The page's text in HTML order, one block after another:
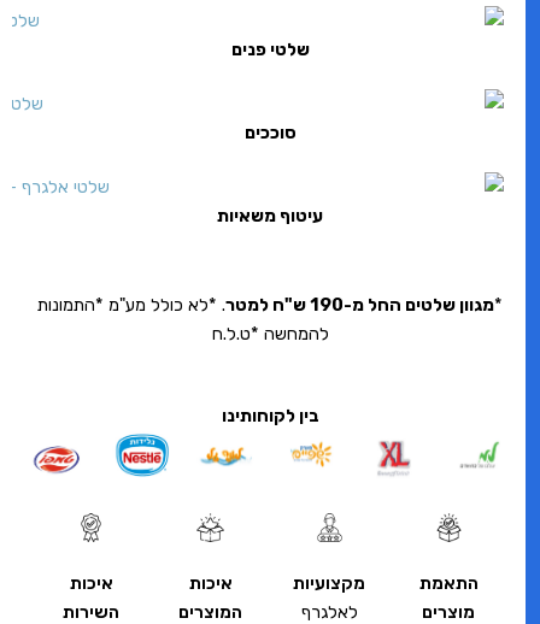
שלטי פנים
סוככים
עיטוף משאיות
מגוון שלטים החל מ-190 ש"ח למטר
. *לא כולל מע"מ *התמונות
להמחשה *ט.ל.ח
בין לקוחותינו
התאמת
מוצרים
מקצועיות
לאלגרף
איכות
המוצרים
איכות
השירות